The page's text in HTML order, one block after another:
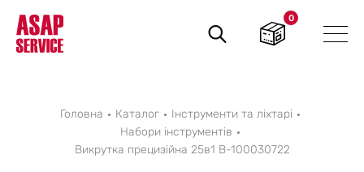
Пошук
товарів
0
Головна Каталог
Інструменти та ліхтарі
Набори інструментів
Викрутка прецизійна 25в1 B-100030722